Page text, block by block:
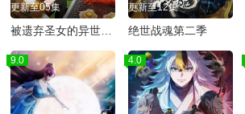
更新至05集 更新至12集
绝世战魂第二季
9.0 4.0